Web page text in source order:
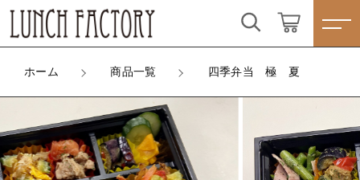
ホーム 商品一覧 四季弁当 極 夏
カートに商品を追加しました
四季弁当 極 夏
メインの選択
数量
（税込）
ログイン / 会員登録
お気に入り すべて
ランチBOXタイプ☆人気商品☆
こだわり検索
子カテゴリ